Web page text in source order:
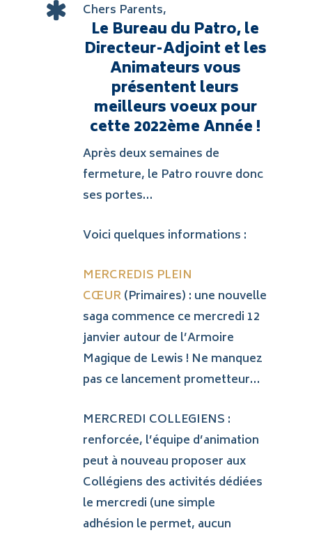
Chers Parents,
Le Bureau du Patro, le
Directeur-Adjoint et les
Animateurs vous
présentent leurs
meilleurs voeux pour
cette 2022ème Année !
Après deux semaines de
fermeture, le Patro rouvre donc
ses portes…
Voici quelques informations :
MERCREDIS PLEIN
CŒUR(Primaires) : une nouvelle
saga commence ce mercredi 12
janvier autour de l’Armoire
Magique de Lewis ! Ne manquez
pas ce lancement prometteur…
MERCREDI COLLEGIENS :
renforcée, l’équipe d’animation
peut à nouveau proposer aux
Collégiens des activités dédiées
le mercredi (une simple
adhésion le permet, aucun